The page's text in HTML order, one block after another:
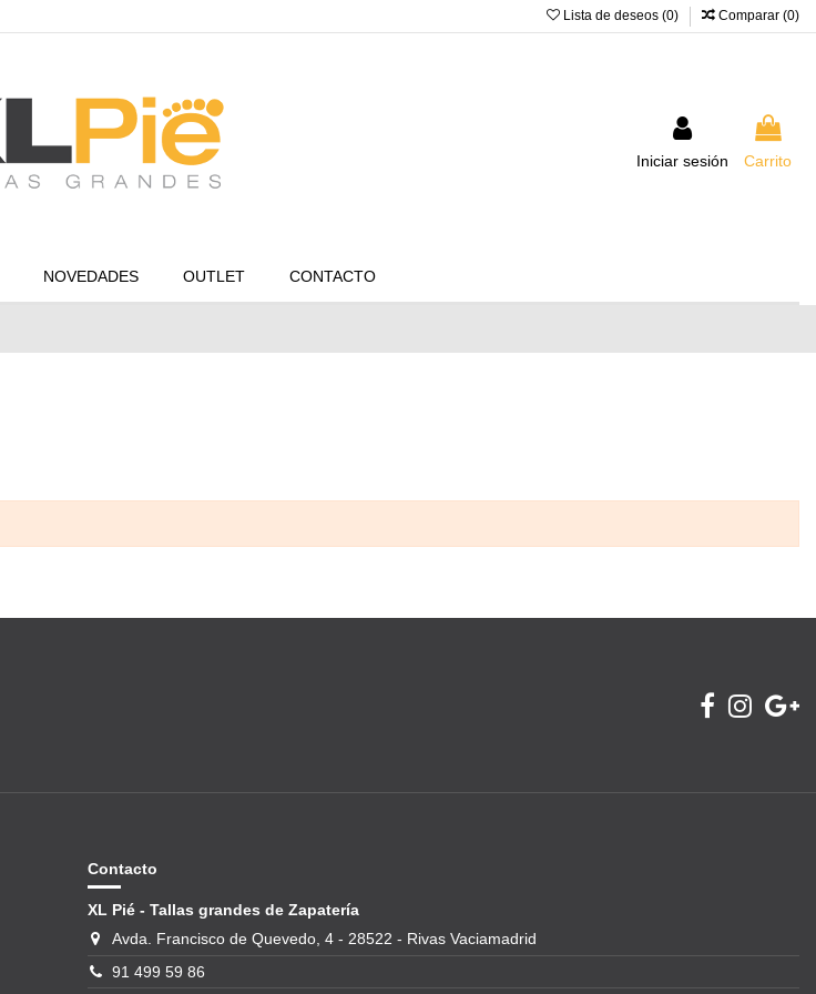
Lista de deseos (0) Comparar (0)
Iniciar sesión Carrito
NOVEDADES OUTLET CONTACTO
Contacto
XL Pié - Tallas grandes de Zapatería
Avda. Francisco de Quevedo, 4 - 28522 - Rivas Vaciamadrid
91 499 59 86